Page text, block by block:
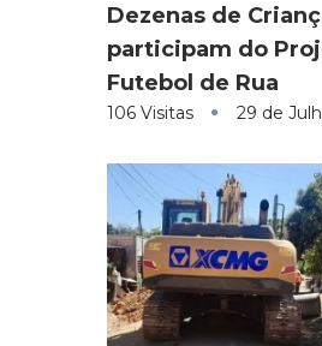
Dezenas de
participam do
Futebol de Rua
106 Visitas 29 de